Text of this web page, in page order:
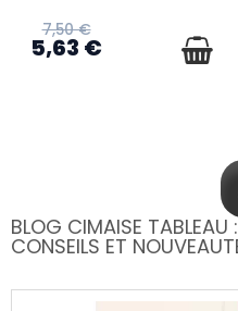
7,50 €
5,63 €
BLOG CIMAISE TABLEAU
CONSEILS ET